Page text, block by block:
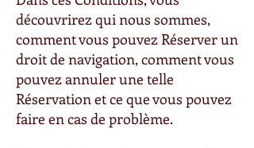
découvrirez qui nous sommes,
comment vous pouvez Réserver un
droit de navigation, comment vous
pouvez annuler une telle
Réservation et ce que vous pouvez
faire en cas de problème.